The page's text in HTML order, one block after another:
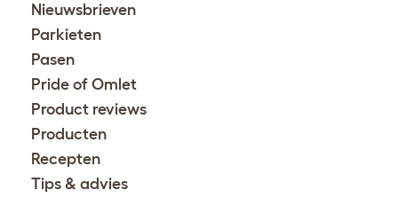
Nieuwsbrieven
Parkieten
Pasen
Pride of Omlet
Product reviews
Producten
Recepten
Tips & advies